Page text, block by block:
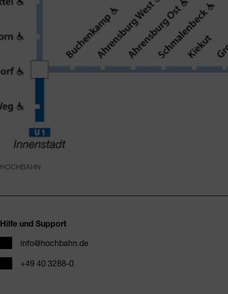
HOCHBAHN
Hilfe und Support
E-Mailinfo@hochbahn.de
Telefon+49 40 3288-0